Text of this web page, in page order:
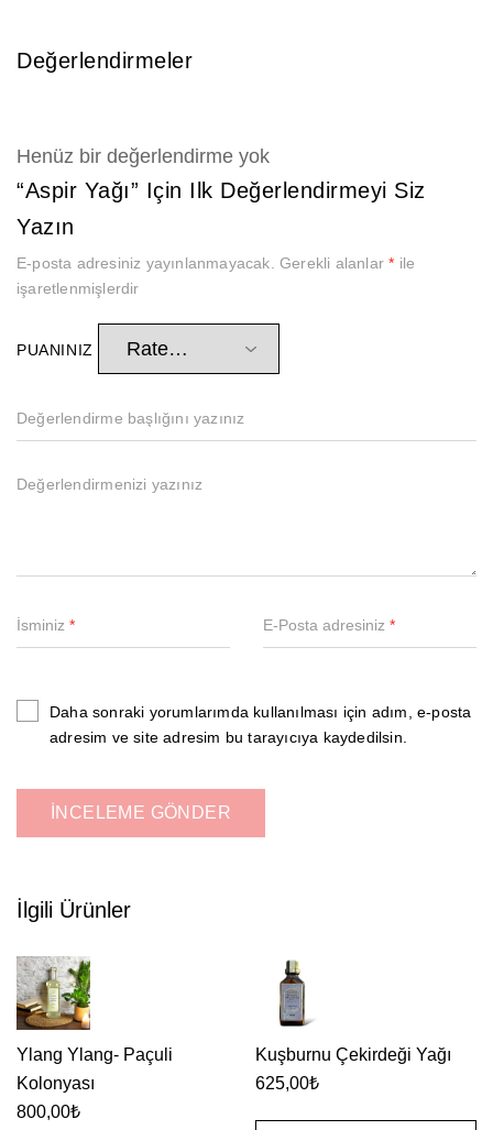
Değerlendirmeler
Henüz bir değerlendirme yok
“Aspir Yağı” Için Ilk Değerlendirmeyi Siz
Yazın
E-posta adresiniz yayınlanmayacak. Gerekli alanlar* ile
işaretlenmişlerdir
PUANINIZ
İsminiz * E-Posta adresiniz *
Daha sonraki yorumlarımda kullanılması için adım, e-posta
adresim ve site adresim bu tarayıcıya kaydedilsin.
İlgili Ürünler
Ylang Ylang- Paçuli
Kolonyası
800,00₺
Kuşburnu Çekirdeği Yağı
625,00₺